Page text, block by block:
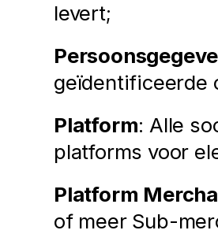
levert;
geïdentificeerde
Platform: Alle
platforms voor
Platform
of meer Sub-